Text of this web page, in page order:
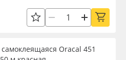
Oracal 451